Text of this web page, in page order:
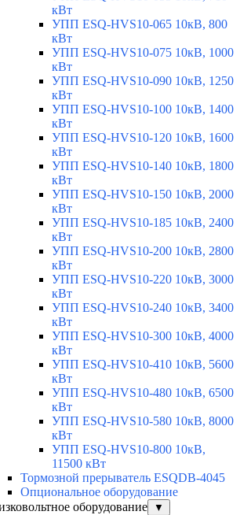
кВт
УПП ESQ-HVS10-065 10кВ, 800
кВт
УПП ESQ-HVS10-075 10кВ, 1000
кВт
УПП ESQ-HVS10-090 10кВ, 1250
кВт
УПП ESQ-HVS10-100 10кВ, 1400
кВт
УПП ESQ-HVS10-120 10кВ, 1600
кВт
УПП ESQ-HVS10-140 10кВ, 1800
кВт
УПП ESQ-HVS10-150 10кВ, 2000
кВт
УПП ESQ-HVS10-185 10кВ, 2400
кВт
УПП ESQ-HVS10-200 10кВ, 2800
кВт
УПП ESQ-HVS10-220 10кВ, 3000
кВт
УПП ESQ-HVS10-240 10кВ, 3400
кВт
УПП ESQ-HVS10-300 10кВ, 4000
кВт
УПП ESQ-HVS10-410 10кВ, 5600
кВт
УПП ESQ-HVS10-480 10кВ, 6500
кВт
УПП ESQ-HVS10-580 10кВ, 8000
кВт
УПП ESQ-HVS10-800 10кВ,
11500 кВт
Тормозной прерыватель ESQDB-4045
Опциональное оборудование
оборудование
▼